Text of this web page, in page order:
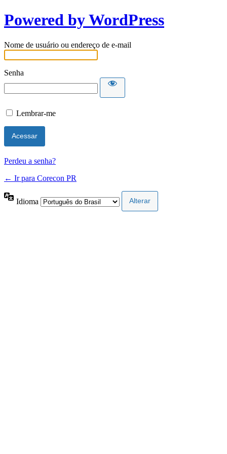
Powered by WordPress
Nome de usuário ou endereço de e-mail
Senha
Lembrar-me
Perdeu a senha?
← Ir para Corecon PR
Idioma